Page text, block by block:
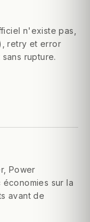
n'existe pas,
retry et error
rupture.
Power
sur la
avant de